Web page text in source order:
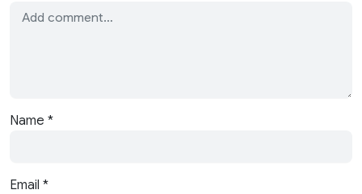
Name *
Email *